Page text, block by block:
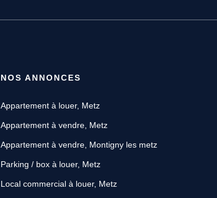
NOS ANNONCES
Appartement à louer, Metz
Appartement à vendre, Metz
Appartement à vendre, Montigny les metz
Parking / box à louer, Metz
Local commercial à louer, Metz